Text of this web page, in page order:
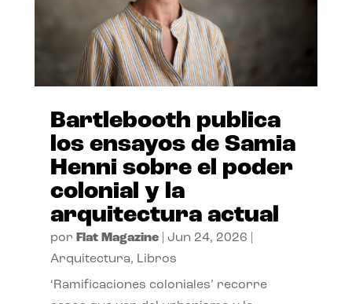
Bartlebooth publica
los ensayos de Samia
Henni sobre el poder
colonial y la
arquitectura actual
por Flat Magazine| Jun 24, 2026
Arquitectura, Libros
‘Ramificaciones coloniales’ recorre